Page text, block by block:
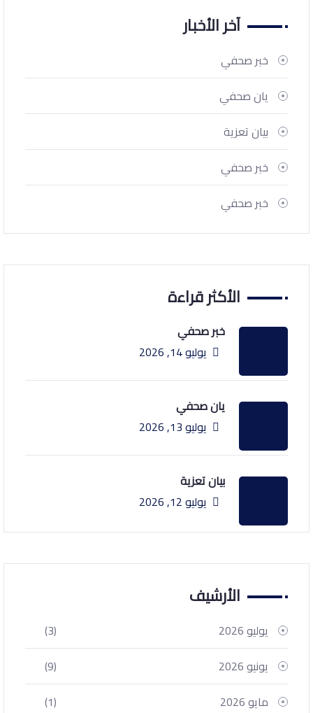
آخر الأخبار
خبر صحفي
يان صحفي
بيان تعزية
خبر صحفي
خبر صحفي
الأكثر قراءة
خبر صحفي
يوليو 14, 2026
يان صحفي
يوليو 13, 2026
بيان تعزية
يوليو 12, 2026
الأرشيف
يوليو 2026
(3)
يونيو 2026
(9)
مايو 2026
(1)